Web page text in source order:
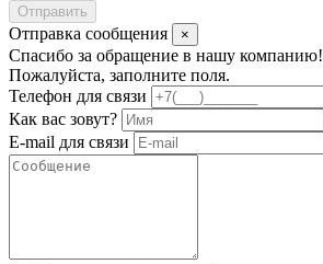
Отправить
Отправка сообщения ×
Спасибо за обращение в нашу компанию!
Пожалуйста, заполните поля.
Телефон для связи
Как вас зовут?
E-mail для связи